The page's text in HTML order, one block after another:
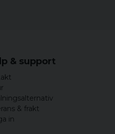
& support
& frakt
in